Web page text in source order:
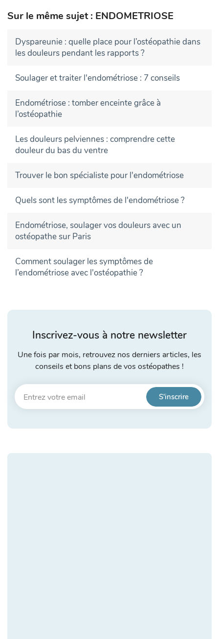
Sur le même sujet : ENDOMETRIOSE
Dyspareunie : quelle place pour l’ostéopathie dans
les douleurs pendant les rapports ?
Soulager et traiter l'endométriose : 7 conseils
Endométriose : tomber enceinte grâce à
l’ostéopathie
Les douleurs pelviennes : comprendre cette
douleur du bas du ventre
Trouver le bon spécialiste pour l'endométriose
Quels sont les symptômes de l'endométriose ?
Endométriose, soulager vos douleurs avec un
ostéopathe sur Paris
Comment soulager les symptômes de
l’endométriose avec l'ostéopathie ?
Inscrivez-vous à notre newsletter
Une fois par mois, retrouvez nos derniers articles, les
conseils et bons plans de vos ostéopathes !